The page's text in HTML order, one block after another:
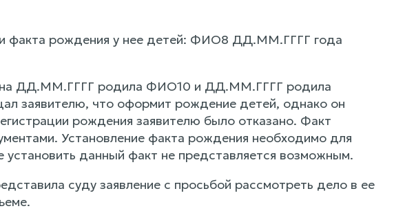
факта рождения у нее детей: ФИО8 ДД.ММ.ГГГГ года
она ДД.ММ.ГГГГ родила ФИО10 и ДД.ММ.ГГГГ родила
заявителю, что оформит рождение детей, однако он
рождения заявителю было отказано. Факт
Установление факта рождения необходимо для
данный факт не представляется возможным.
суду заявление с просьбой рассмотреть дело в ее